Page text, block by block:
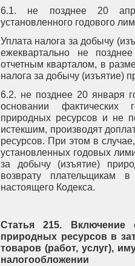
6.1. не позднее 20
установленного годового
Уплата налога за добычу
ежеквартально не
отчетным кварталом, в
налога за добычу (изъятие)
6.2. не позднее 20 января
основании
природных ресурсов и не
истекшим, производят
ресурсов. При этом в
установленных годовых
за добычу (изъятие)
возврату плательщикам
настоящего Кодекса.
Статья 215.
природных ресурсов в
товаров (работ, услуг),
налогообложении